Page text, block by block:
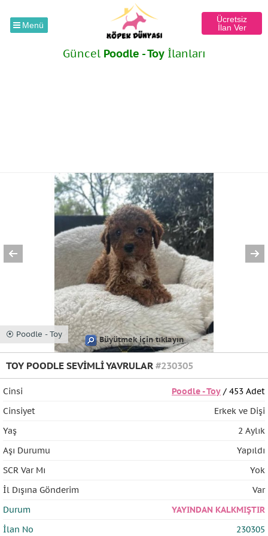
Menü
Ücretsiz
İlan Ver
Güncel Poodle - Toyİlanları
⦿ Poodle - Toy
Büyütmek için tıklayın
TOY POODLE SEVİMLİ YAVRULAR #230305
Cinsi Poodle - Toy/ 453 Adet
Cinsiyet
Erkek ve Dişi
Yaş
2 Aylık
Aşı Durumu
Yapıldı
SCR Var Mı
Yok
İl Dışına Gönderim
Var
Durum
YAYINDAN KALKMIŞTIR
İlan No
230305